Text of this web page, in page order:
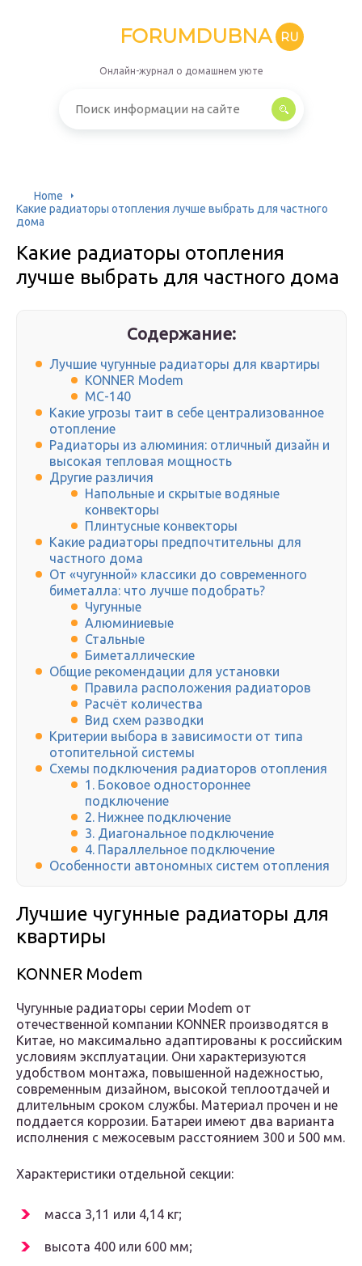
FORUMDUBNA RU
Онлайн-журнал о домашнем уюте
Home
Какие радиаторы отопления лучше выбрать для частного
дома
Какие радиаторы отопления
лучше выбрать для частного дома
Содержание:
Лучшие чугунные радиаторы для квартиры
KONNER Modem
МС-140
Какие угрозы таит в себе централизованное
отопление
Радиаторы из алюминия: отличный дизайн и
высокая тепловая мощность
Другие различия
Напольные и скрытые водяные
конвекторы
Плинтусные конвекторы
Какие радиаторы предпочтительны для
частного дома
От «чугунной» классики до современного
биметалла: что лучше подобрать?
Чугунные
Алюминиевые
Стальные
Биметаллические
Общие рекомендации для установки
Правила расположения радиаторов
Расчёт количества
Вид схем разводки
Критерии выбора в зависимости от типа
отопительной системы
Схемы подключения радиаторов отопления
1. Боковое одностороннее
подключение
2. Нижнее подключение
3. Диагональное подключение
4. Параллельное подключение
Особенности автономных систем отопления
Лучшие чугунные радиаторы для
квартиры
KONNER Modem
Чугунные радиаторы серии Modem от
отечественной компании KONNER производятся в
Китае, но максимально адаптированы к российским
условиям эксплуатации. Они характеризуются
удобством монтажа, повышенной надежностью,
современным дизайном, высокой теплоотдачей и
длительным сроком службы. Материал прочен и не
поддается коррозии. Батареи имеют два варианта
исполнения с межосевым расстоянием 300 и 500 мм.
Характеристики отдельной секции:
масса 3,11 или 4,14 кг;
высота 400 или 600 мм;